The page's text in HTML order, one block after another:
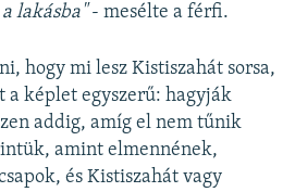
lakásba"- mesélte a férfi.
hogy mi lesz Kistiszahát sorsa,
a képlet egyszerű: hagyják
addig, amíg el nem tűnik
amint elmennének,
és Kistiszahát vagy